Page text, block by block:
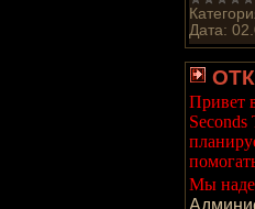
Дата:
Привет
Seconds
Мы